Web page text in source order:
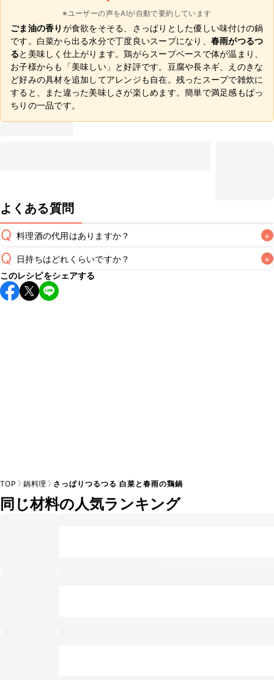
※ユーザーの声をAIが自動で要約しています
ごま油の香り が食欲をそそる、さっぱりとした優しい味付けの鍋
です。白菜から出る水分で丁度良いスープになり、 春雨がつるつ
ると美味しく仕上がります。鶏がらスープベースで体が温まり、
お子様からも「美味しい」と好評です。豆腐や長ネギ、えのきな
ど好みの具材を追加してアレンジも自在。残ったスープで雑炊に
すると、また違った美味しさが楽しめます。簡単で満足感もばっ
ちりの一品です。
よくある質問
Q 料理酒の代用はありますか？ +
A
Q 日持ちはどれくらいですか？ +
こちらのレシピは出来たてをお召し上がりいただくことをお
すすめします。
このレシピをシェアする
TOP 鍋料理 さっぱりつるつる 白菜と春雨の鶏鍋
同じ材料の人気ランキング